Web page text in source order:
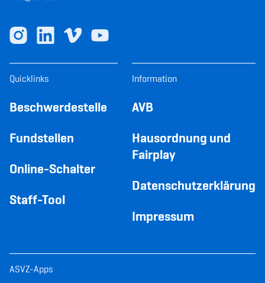
Quicklinks
Beschwerdestelle
Fundstellen
Online-Schalter
Staff-Tool
Information
AVB
Hausordnung und
Fairplay
Datenschutzerklärung
Impressum
ASVZ-Apps